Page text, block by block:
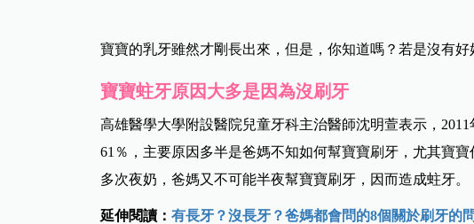
寶寶的乳牙雖然才剛長出來，但是，你知道嗎？若是沒有好
寶寶蛀牙原因大多是因為沒刷牙
高雄醫學大學附設醫院兒童牙科主治醫師沈明萱表示，
61％，主要原因多半是爸媽不知如何幫寶寶刷牙，尤其寶
多次夜奶，爸媽又不可能半夜幫寶寶刷牙，因而造成蛀牙。
延伸閱讀：有長牙？沒長牙？爸媽都會問的8個關於刷牙的